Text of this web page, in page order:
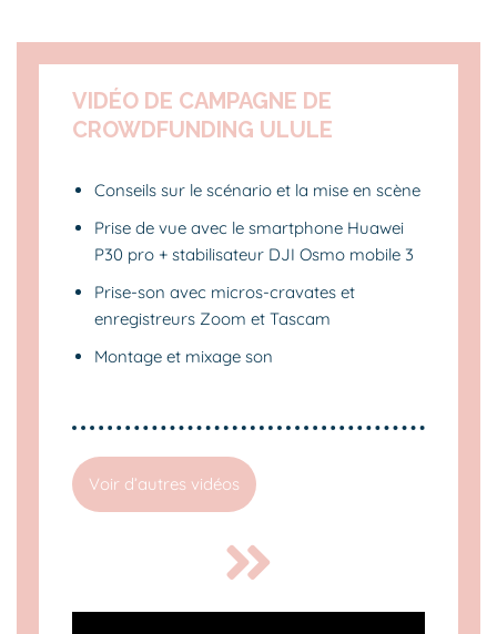
VIDÉO DE CAMPAGNE DE
CROWDFUNDING ULULE
Conseils sur le scénario et la mise en scène
Prise de vue avec le smartphone Huawei
P30 pro + stabilisateur DJI Osmo mobile 3
Prise-son avec micros-cravates et
enregistreurs Zoom et Tascam
Montage et mixage son
Voir d’autres vidéos